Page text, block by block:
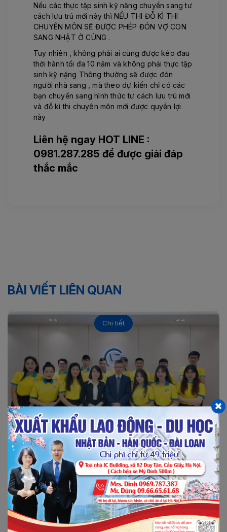
Nếu các thực tập sinh kỹ năng chuyển sang tư
cách lưu trú mới này thì NẾU THI ĐỖ KÌ THI
CHUYÊN MÔN SẼ ĐƯỢC PHÉP ĐÓN VỢ CON
SANG NHẬT Ở CÙNG .
Tuy nhiên , không phải ai cũng được kéo đau
thời hành tối đa 10 năm và không phải thực tập
sinh kỹ nặng Thông thường sẽ được đón
người nhà sang , mà theo dự kiến chỉ có các
bạn chuyển sang hình thức tư cách lưu trú mới
và đỗ kì thi chuyên môn mới được quyền lợi
này
Liên hệ ngay HOT LINE :
0981.287.285 để được giải đáp
thắc mắc
BÀI VIẾT LIÊN QUAN
21/02/2022 0
Chi tiết
CÁC LƯU Ý CẦN NHỚ KHI CHUẨN BỊ THỦ TỤC...
Thủ tục đi du học Hàn Quốc bao gồm những nội dung
gì? Làm hồ sơ du học Hàn Quốc có phức tạp và rắc...
Xem thêm